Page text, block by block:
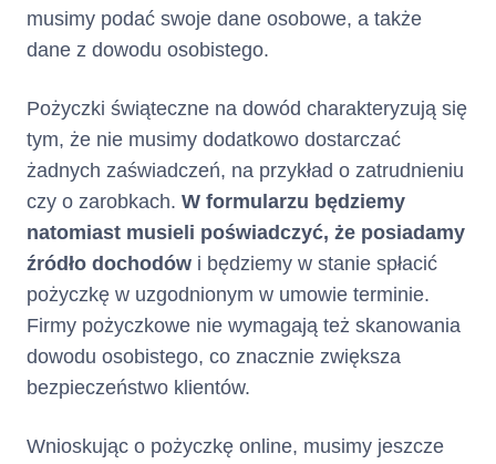
musimy podać swoje dane osobowe, a także
dane z dowodu osobistego.
Pożyczki świąteczne na dowód charakteryzują się
tym, że nie musimy dodatkowo dostarczać
żadnych zaświadczeń, na przykład o zatrudnieniu
czy o zarobkach. W formularzu będziemy
natomiast musieli poświadczyć, że posiadamy
źródło dochodów i będziemy w stanie spłacić
pożyczkę w uzgodnionym w umowie terminie.
Firmy pożyczkowe nie wymagają też skanowania
dowodu osobistego, co znacznie zwiększa
bezpieczeństwo klientów.
Wnioskując o pożyczkę online, musimy jeszcze